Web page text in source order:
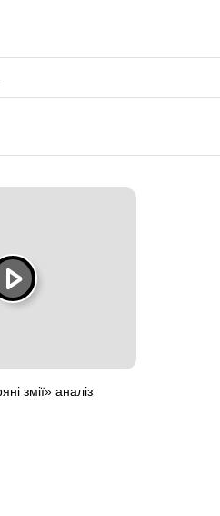
змії» аналіз